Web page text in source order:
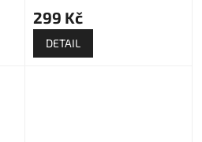
299 Kč
DETAIL